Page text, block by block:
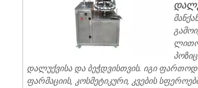
დალუქვისა და ბეჭდვისთვის. იგი ფართოდ
ფარმაციის, კოსმეტიკური, კვების